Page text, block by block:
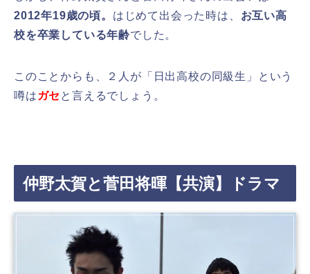
2012年19歳の頃。 はじめて出会った時は、 お互い高
校を卒業している年齢でした。
このことからも、２人が「日出高校の同級生」という
噂は ガセ と言えるでしょう。
仲野太賀と菅田将暉【共演】ドラマ